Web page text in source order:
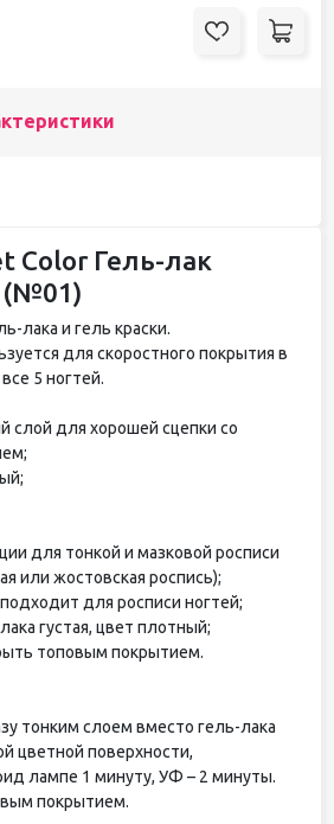
Color Гель-лак
(№01)
лака и гель краски.
для скоростного покрытия в
5 ногтей.
слой для хорошей сцепки со
для тонкой и мазковой росписи
или жостовская роспись);
для росписи ногтей;
густая, цвет плотный;
топовым покрытием.
тонким слоем вместо гель-лака
цветной поверхности,
лампе 1 минуту, УФ – 2 минуты.
покрытием.